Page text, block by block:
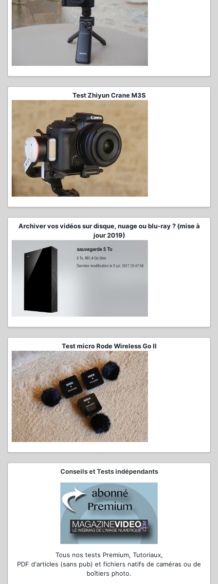
Test Zhiyun Crane M3S
Archiver vos vidéos sur disque, nuage ou blu-ray ? (mise à
jour 2019)
Test micro Rode Wireless Go II
Conseils et Tests indépendants
Tous nos tests Premium, Tutoriaux,
PDF d'articles (sans pub) et fichiers natifs de caméras ou de
boîtiers photo.